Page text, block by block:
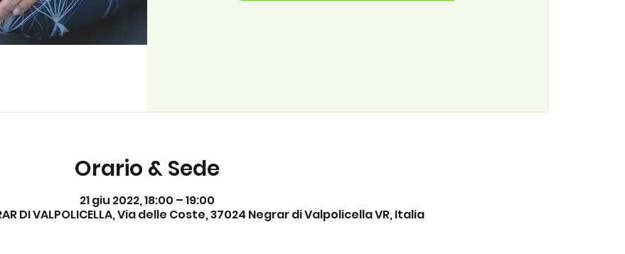
Orario & Sede
21 giu 2022, 18:00 – 19:00
DI VALPOLICELLA, Via delle Coste, 37024 Negrar di Valpolicella VR, Italia